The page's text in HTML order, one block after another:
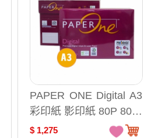
PAPER ONE Digital A3
彩印紙 影印紙 80P 80磅
5包 /組 圖片僅供參考
$ 1,275